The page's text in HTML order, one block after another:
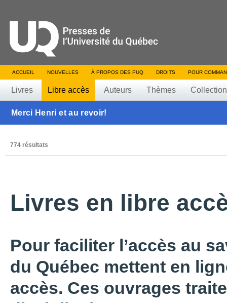
ACCUEIL NOUVELLES À PROPOS DES PUQ DROITS POUR
Livres Libre accès Auteurs Thèmes
Merci Henri et au revoir!
774 résultats
Livres en libre
Pour faciliter l’accès au
du Québec mettent en
accès. Ces ouvrages